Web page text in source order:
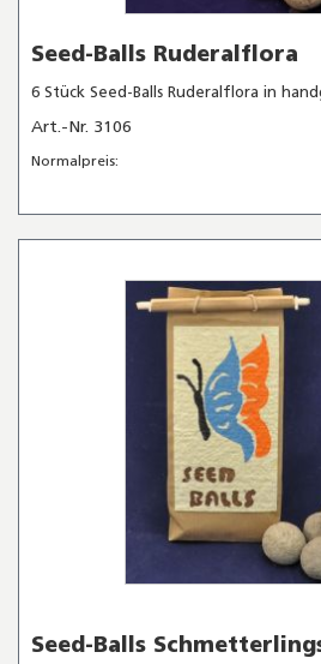
Seed-Balls Ruderalflora
6 Stück Seed-Balls Ruderalflora in
Art.-Nr. 3106
Normalpreis:
Seed-Balls